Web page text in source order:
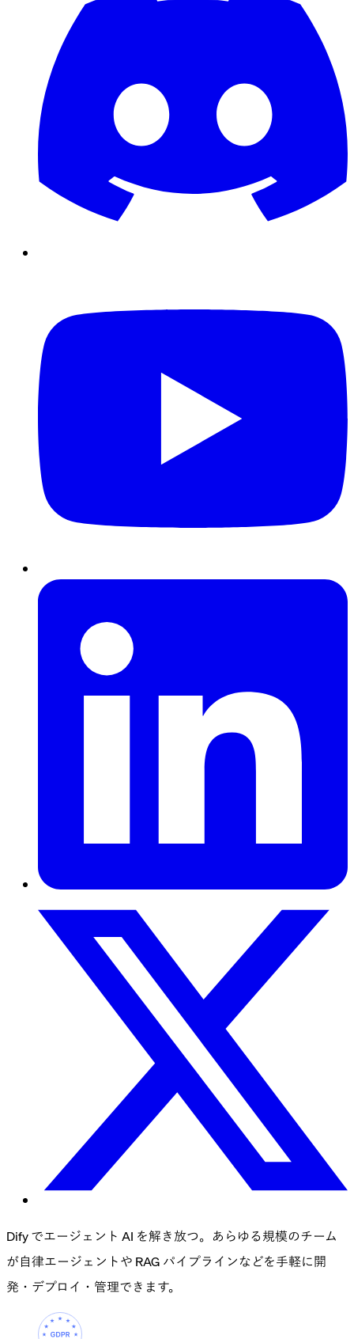
Dify でエージェント AI を解き放つ。あらゆる規模のチーム
が自律エージェントや RAG パイプラインなどを手軽に開
発・デプロイ・管理できます。